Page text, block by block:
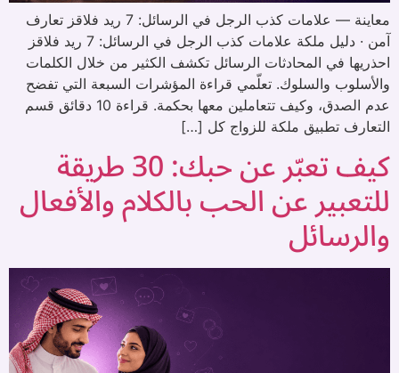
معاينة — علامات كذب الرجل في الرسائل: 7 ريد فلاقز تعارف
آمن · دليل ملكة علامات كذب الرجل في الرسائل: 7 ريد فلاقز
احذريها في المحادثات الرسائل تكشف الكثير من خلال الكلمات
والأسلوب والسلوك. تعلّمي قراءة المؤشرات السبعة التي تفضح
عدم الصدق، وكيف تتعاملين معها بحكمة. قراءة 10 دقائق قسم
التعارف تطبيق ملكة للزواج كل […]
كيف تعبّر عن حبك: 30 طريقة
للتعبير عن الحب بالكلام والأفعال
والرسائل